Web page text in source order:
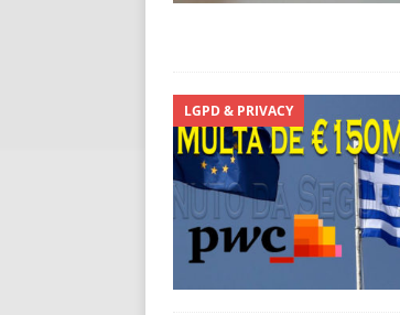
LGPD & PRIVACY